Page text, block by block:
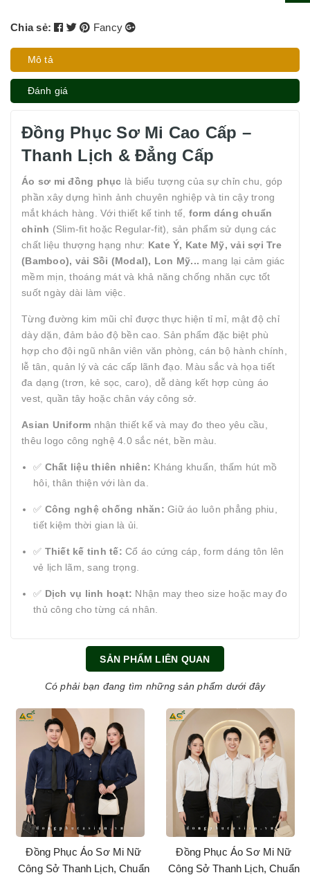
Chia sẻ: Fancy
Mô tả
Đánh giá
Đồng Phục Sơ Mi Cao Cấp –
Thanh Lịch & Đẳng Cấp
Áo sơ mi đồng phục là biểu tượng của sự chỉn chu, góp
phần xây dựng hình ảnh chuyên nghiệp và tin cậy trong
mắt khách hàng. Với thiết kế tinh tế, form dáng chuẩn
chỉnh (Slim-fit hoặc Regular-fit), sản phẩm sử dụng các
chất liệu thượng hạng như: Kate Ý, Kate Mỹ, vải sợi Tre
(Bamboo), vải Sồi (Modal), Lon Mỹ... mang lại cảm giác
mềm mịn, thoáng mát và khả năng chống nhăn cực tốt
suốt ngày dài làm việc.
Từng đường kim mũi chỉ được thực hiện tỉ mỉ, mật độ chỉ
dày dặn, đảm bảo độ bền cao. Sản phẩm đặc biệt phù
hợp cho đội ngũ nhân viên văn phòng, cán bộ hành chính,
lễ tân, quản lý và các cấp lãnh đạo. Màu sắc và họa tiết
đa dạng (trơn, kẻ sọc, caro), dễ dàng kết hợp cùng áo
vest, quần tây hoặc chân váy công sở.
Asian Uniform nhận thiết kế và may đo theo yêu cầu,
thêu logo công nghệ 4.0 sắc nét, bền màu.
✅ Chất liệu thiên nhiên: Kháng khuẩn, thấm hút mồ
hôi, thân thiện với làn da.
✅ Công nghệ chống nhăn: Giữ áo luôn phẳng phiu,
tiết kiệm thời gian là ủi.
✅ Thiết kế tinh tế: Cổ áo cứng cáp, form dáng tôn lên
vẻ lịch lãm, sang trọng.
✅ Dịch vụ linh hoạt: Nhận may theo size hoặc may đo
thủ công cho từng cá nhân.
SẢN PHẨM LIÊN QUAN
Có phải bạn đang tìm những sản phẩm dưới đây
Đồng Phục Áo Sơ Mi Nữ
Công Sở Thanh Lịch, Chuẩn
Đồng Phục Áo Sơ Mi Nữ
Công Sở Thanh Lịch, Chuẩn